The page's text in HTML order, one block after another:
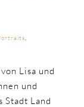
,
Lisa und
und
Land